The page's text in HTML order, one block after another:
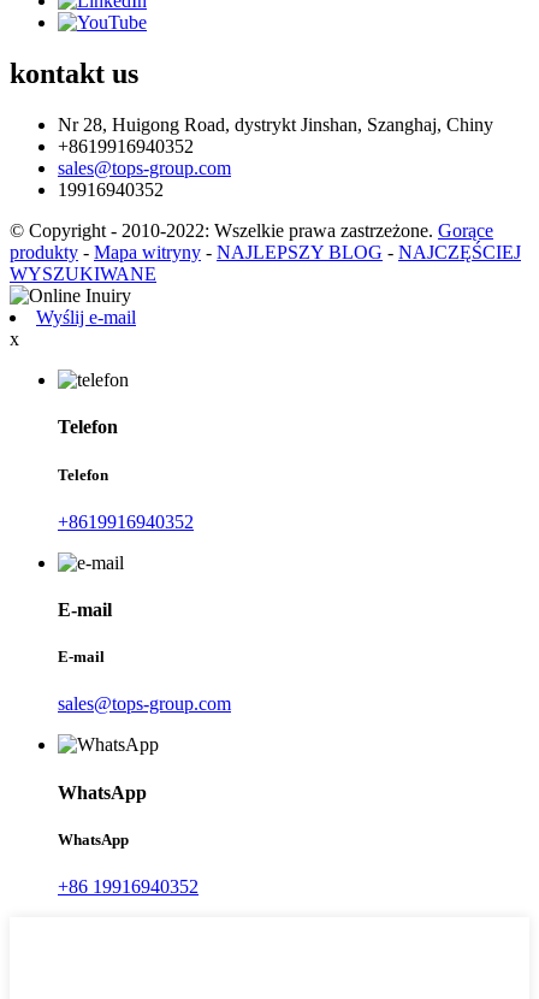
kontakt us
Nr 28, Huigong Road, dystrykt Jinshan, Szanghaj, Chiny
+8619916940352
sales@tops-group.com
19916940352
© Copyright - 2010-2022: Wszelkie prawa zastrzeżone. Gorące
produkty - Mapa witryny - NAJLEPSZY BLOG - NAJCZĘŚCIEJ
WYSZUKIWANE
Wyślij e-mail
x
Telefon
Telefon
+8619916940352
E-mail
E-mail
sales@tops-group.com
WhatsApp
WhatsApp
+86 19916940352